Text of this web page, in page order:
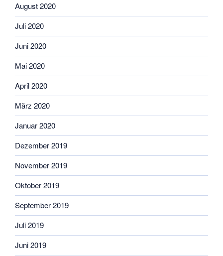
August 2020
Juli 2020
Juni 2020
Mai 2020
April 2020
März 2020
Januar 2020
Dezember 2019
November 2019
Oktober 2019
September 2019
Juli 2019
Juni 2019